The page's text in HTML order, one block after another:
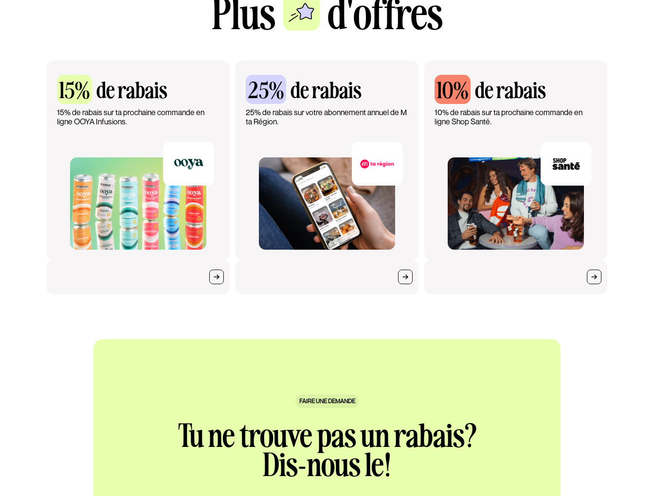
Plus d'offres
15% de rabais
15% de rabais sur ta prochaine commande en
ligne OOYA Infusions.
25% de rabais
25% de rabais sur votre abonnement annuel de M
ta Région.
10% de rabais
10% de rabais sur ta prochaine commande en
ligne Shop Santé.
FAIRE UNE DEMANDE
Tu ne trouve pas un rabais?
Dis-nous le!